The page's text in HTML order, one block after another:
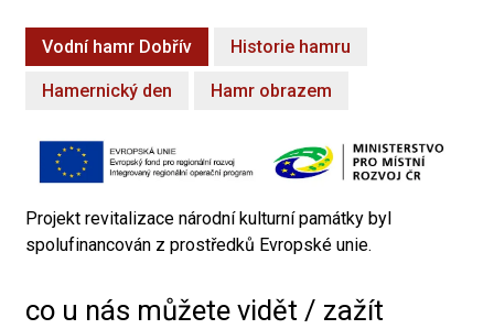
Vodní hamr Dobřív Historie hamru
Hamernický den Hamr obrazem
Projekt revitalizace národní kulturní památky byl
spolufinancován z prostředků Evropské unie.
co u nás můžete vidět / zažít